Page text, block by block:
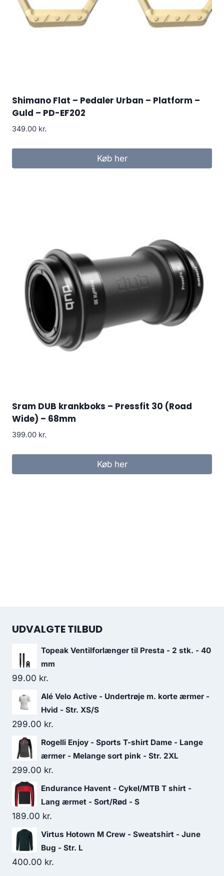
Shimano Flat – Pedaler Urban – Platform –
Guld – PD-EF202
349.00 kr.
Køb her
Sram DUB krankboks – Pressfit 30 (Road
Wide) – 68mm
399.00 kr.
Køb her
UDVALGTE TILBUD
Topeak Ventilforlænger til Presta - 2 stk. - 40
mm
99.00 kr.
Alé Velo Active - Undertrøje m. korte ærmer -
Hvid - Str. XS/S
299.00 kr.
Rogelli Enjoy - Sports T-shirt Dame - Lange
ærmer - Melange sort pink - Str. 2XL
299.00 kr.
Endurance Havent - Cykel/MTB T shirt -
Lang ærmet - Sort/Rød - S
189.00 kr.
Virtus Hotown M Crew - Sweatshirt - June
Bug - Str. L
400.00 kr.